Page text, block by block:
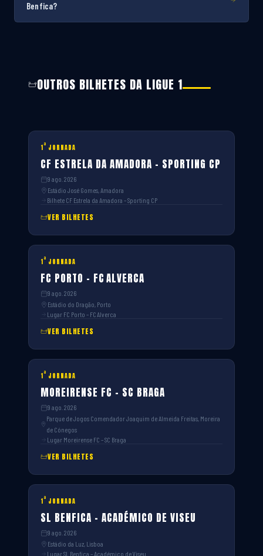
Benfica?
OUTROS BILHETES DA LIGUE 1
1ª JORNADA
CF ESTRELA DA AMADORA – SPORTING CP
9 ago. 2026
Estádio José Gomes, Amadora
Bilhete CF Estrela da Amadora – Sporting CP
VER BILHETES
1ª JORNADA
FC PORTO – FC ALVERCA
9 ago. 2026
Estádio do Dragão, Porto
Lugar FC Porto – FC Alverca
VER BILHETES
1ª JORNADA
MOREIRENSE FC – SC BRAGA
9 ago. 2026
Parque de Jogos Comendador Joaquim de Almeida Freitas, Moreira
de Cónegos
Lugar Moreirense FC – SC Braga
VER BILHETES
1ª JORNADA
SL BENFICA – ACADÉMICO DE VISEU
9 ago. 2026
Estádio da Luz, Lisboa
Lugar SL Benfica – Académico de Viseu